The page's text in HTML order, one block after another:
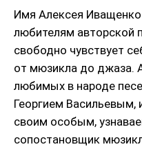
Имя Алексея
любителям авторской
свободно чувствует
от мюзикла до джаза.
любимых в народе
Георгием Васильевым,
своим особым,
сопостановщик